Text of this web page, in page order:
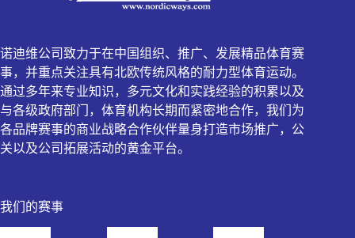
诺迪维公司致力于在中国组织、推广、发展精品体育赛
事，并重点关注具有北欧传统风格的耐力型体育运动。
通过多年来专业知识，多元文化和实践经验的积累以及
与各级政府部门，体育机构长期而紧密地合作，我们为
各品牌赛事的商业战略合作伙伴量身打造市场推广，公
关以及公司拓展活动的黄金平台。
我们的赛事